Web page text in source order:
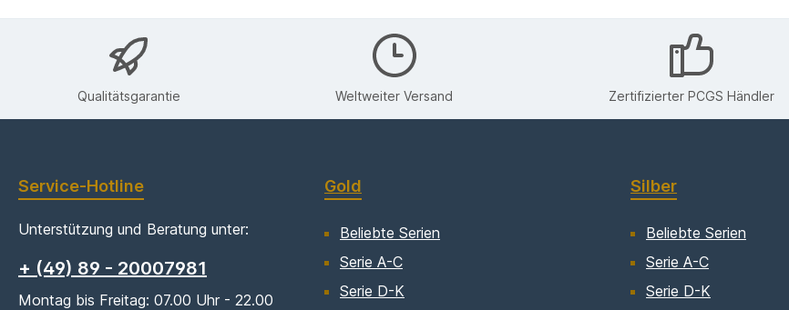
Qualitätsgarantie Weltweiter Versand Zertifizierter PCGS Händler
Service-Hotline
Unterstützung und Beratung unter:
+ (49) 89 - 20007981
Montag bis Freitag: 07.00 Uhr - 22.00
Gold
Beliebte Serien
Serie A-C
Serie D-K
Silber
Beliebte Serien
Serie A-C
Serie D-K